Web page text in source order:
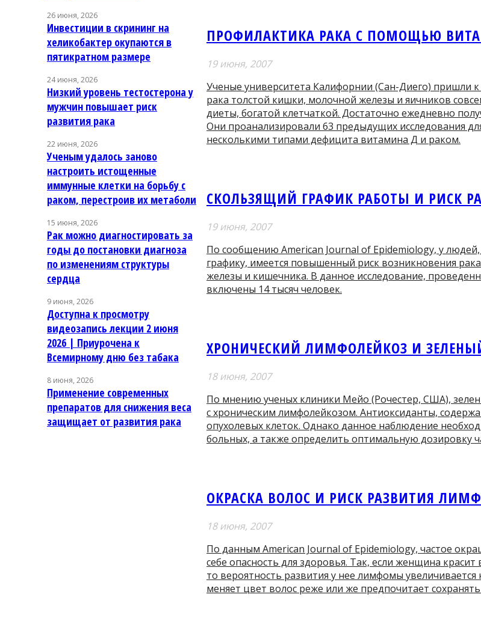
ПРОФИЛАКТИКА РАКА С ПОМОЩЬЮ
19 июня, 2007
Ученые университета Калифорнии (Сан-Диего) пришли
рака толстой кишки, молочной железы и яичников
диеты, богатой клетчаткой. Достаточно ежедневно
Они проанализировали 63 предыдущих исследования
несколькими типами дефицита витамина Д и раком.
СКОЛЬЗЯЩИЙ ГРАФИК РАБОТЫ И РИСК
19 июня, 2007
По сообщению American Journal of Epidemiology, у
графику, имеется повышенный риск возникновения
железы и кишечника. В данное исследование,
включены 14 тысяч человек.
ХРОНИЧЕСКИЙ ЛИМФОЛЕЙКОЗ И
18 июня, 2007
По мнению ученых клиники Мейо (Рочестер, США),
с хроническим лимфолейкозом. Антиоксиданты,
опухолевых клеток. Однако данное наблюдение
больных, а также определить оптимальную дозировку
ОКРАСКА ВОЛОС И РИСК РАЗВИТИЯ
18 июня, 2007
По данным American Journal of Epidemiology, частое
себе опасность для здоровья. Так, если женщина
то вероятность развития у нее лимфомы
меняет цвет волос реже или же предпочитает
26 июня, 2026
Инвестиции в скрининг на
хеликобактер окупаются в
пятикратном размере
24 июня, 2026
Низкий уровень тестостерона у
мужчин повышает риск
развития рака
22 июня, 2026
Ученым удалось заново
настроить истощенные
иммунные клетки на борьбу с
раком, перестроив их метаболи
15 июня, 2026
Рак можно диагностировать за
годы до постановки диагноза
по изменениям структуры
сердца
9 июня, 2026
Доступна к просмотру
видеозапись лекции 2 июня
2026 | Приурочена к
Всемирному дню без табака
8 июня, 2026
Применение современных
препаратов для снижения веса
защищает от развития рака